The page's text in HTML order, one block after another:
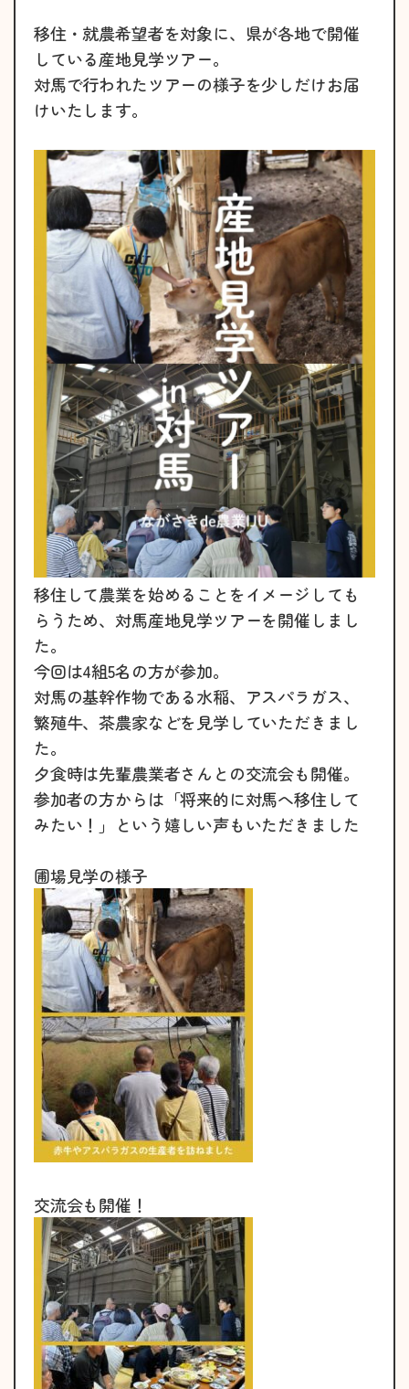
移住・就農希望者を対象に、県が各地で開催
している産地見学ツアー。
対馬で行われたツアーの様子を少しだけお届
けいたします。
移住して農業を始めることをイメージしても
らうため、対馬産地見学ツアーを開催しまし
た。
今回は4組5名の方が参加。
対馬の基幹作物である水稲、アスパラガス、
繁殖牛、茶農家などを見学していただきまし
た。
夕食時は先輩農業者さんとの交流会も開催。
参加者の方からは「将来的に対馬へ移住して
みたい！」という嬉しい声もいただきました
圃場見学の様子
交流会も開催！